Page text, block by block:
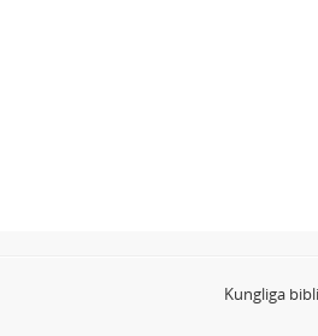
Kungliga